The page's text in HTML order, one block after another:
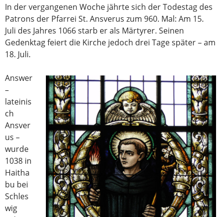
In der vergangenen Woche jährte sich der Todestag des
Patrons der Pfarrei St. Ansverus zum 960. Mal: Am 15.
Juli des Jahres 1066 starb er als Märtyrer. Seinen
Gedenktag feiert die Kirche jedoch drei Tage später – am
18. Juli.
Answer
–
lateinis
ch
Ansver
us –
wurde
1038 in
Haitha
bu bei
Schles
wig